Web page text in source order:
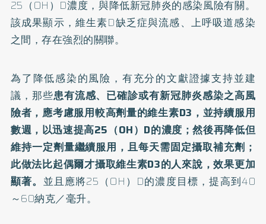
25（OH）D濃度，與降低新冠肺炎的感染風險有關。
該成果顯示，維生素D缺乏症與流感、上呼吸道感染
之間，存在強烈的關聯。
為了降低感染的風險，有充分的文獻證據支持並建
議，那些患有流感、已確診或有新冠肺炎感染之高風
險者，應考慮服用較高劑量的維生素D3，並持續服用
數週，以迅速提高25（OH）D的濃度；然後再降低但
維持一定劑量繼續服用，且每天需固定攝取補充劑；
此做法比起偶爾才攝取維生素D3的人來說，效果更加
顯著。 並且應將25（OH）D的濃度目標，提高到40
～60納克／毫升。